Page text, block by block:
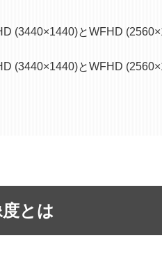
(3440×1440)とWFHD
(3440×1440)とWFHD
とは